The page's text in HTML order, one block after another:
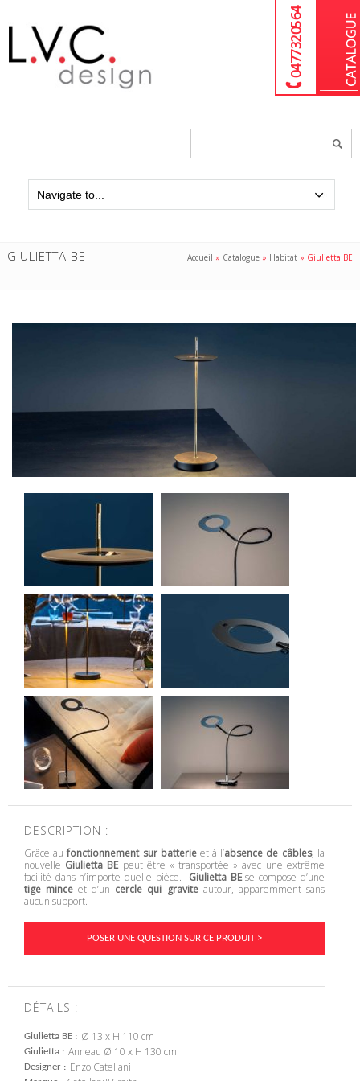
04 77 32 05 64
GIULIETTA BE Accueil » Catalogue » Habitat » Giulietta BE
DESCRIPTION :
Grâce aufonctionnement sur batterieet à l’absence de câbles, la
nouvelle Giulietta BEpeut être « transportée » avec une extrême
facilité dans n’importe quelle pièce. Giulietta BEse compose d’une
tige mince et d’un cercle qui graviteautour, apparemment sans
aucun support.
POSER UNE QUESTION SUR CE PRODUIT >
DÉTAILS :
Giulietta BE Ø 13 x H 110 cm
Giulietta Anneau Ø 10 x H 130 cm
Designer Enzo Catellani